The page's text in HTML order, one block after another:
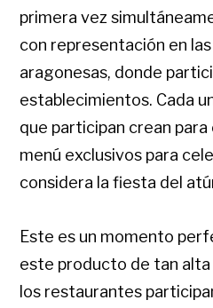
primera vez
con representación en
aragonesas, donde
establecimientos. Cada
que participan crean para
menú exclusivos para
considera la fiesta del
Este es un momento
este producto de tan alta
los restaurantes